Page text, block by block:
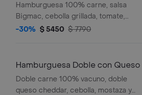
Hamburguesa 100% carne, salsa
Bigmac, cebolla grillada, tomate,
lechuga, tocino y queso.
-30% $ 5450 $ 7790
Hamburguesa Doble con Queso
Doble carne 100% vacuno, doble
queso cheddar, cebolla, mostaza y